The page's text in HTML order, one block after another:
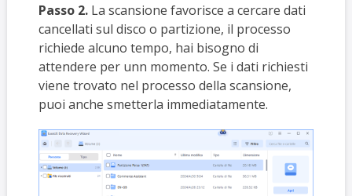
Passo 2.La scansione favorisce a cercare dati
cancellati sul disco o partizione, il processo
richiede alcuno tempo, hai bisogno di
attendere per unn momento. Se i dati richiesti
viene trovato nel processo della scansione,
puoi anche smetterla immediatamente.